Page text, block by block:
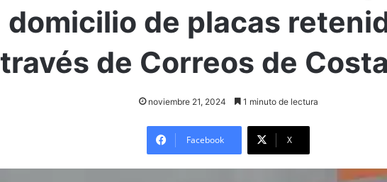
domicilio de placas
través de Correos de
noviembre 21, 2024 1 minuto de lectura
Facebook X